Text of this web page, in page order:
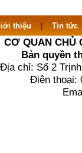
thiệu | Tin tức
CƠ QUAN CHỦ
Bản quyền
Địa chỉ: Số 2
Điện